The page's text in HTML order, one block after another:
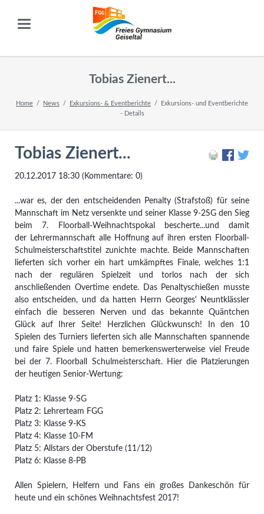
Tobias Zienert...
Home News Exkursions- & Eventberichte
Exkursions- und Eventberichte
- Details
Tobias Zienert...
20.12.2017 18:30(Kommentare: 0)
...war es, der den entscheidenden Penalty (Strafstoß) für seine
Mannschaft im Netz versenkte und seiner Klasse 9-2SG den Sieg
beim 7. Floorball-Weihnachtspokal bescherte...und damit
der Lehrermannschaft alle Hoffnung auf ihren ersten Floorball-
Schulmeisterschaftstitel zunichte machte. Beide Mannschaften
lieferten sich vorher ein hart umkämpftes Finale, welches 1:1
nach der regulären Spielzeit und torlos nach der sich
anschließenden Overtime endete. Das Penaltyschießen musste
also entscheiden, und da hatten Herrn Georges' Neuntklässler
einfach die besseren Nerven und das bekannte Quäntchen
Glück auf Ihrer Seite! Herzlichen Glückwunsch! In den 10
Spielen des Turniers lieferten sich alle Mannschaften spannende
und faire Spiele und hatten bemerkenswerterweise viel Freude
bei der 7. Floorball Schulmeisterschaft. Hier die Platzierungen
der heutigen Senior-Wertung:
Platz 1: Klasse 9-SG
Platz 2: Lehrerteam FGG
Platz 3: Klasse 9-KS
Platz 4: Klasse 10-FM
Platz 5: Allstars der Oberstufe (11/12)
Platz 6: Klasse 8-PB
Allen Spielern, Helfern und Fans ein großes Dankeschön für
heute und ein schönes Weihnachtsfest 2017!